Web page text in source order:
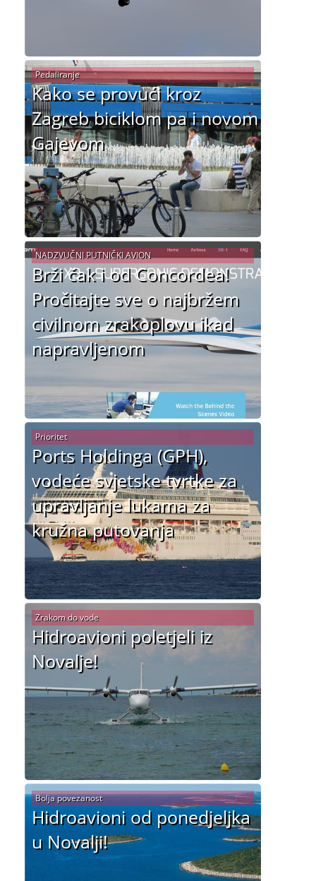
Kako se provući kroz
Zagreb biciklom pa i novom
Gajevom
Pedaliranje
Brži čak i od Concordea!
Pročitajte sve o najbržem
civilnom zrakoplovu ikad
napravljenom
NADZVUČNI PUTNIČKI AVION
Ports Holdinga (GPH),
vodeće svjetske tvrtke za
upravljanje lukama za
kružna putovanja
Prioritet
Hidroavioni poletjeli iz
Novalje!
Zrakom do vode
Hidroavioni od ponedjeljka
u Novalji!
Bolja povezanost